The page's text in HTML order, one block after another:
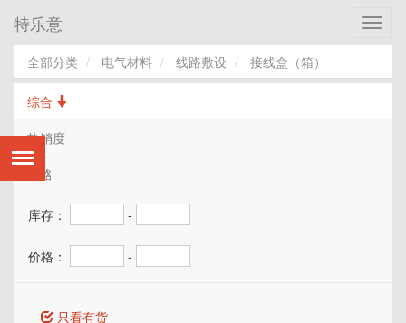
特乐意
全部分类 电气材料 线路敷设 接线盒（箱）
综合
热销度
价格
库存： -
价格： -
只看有货